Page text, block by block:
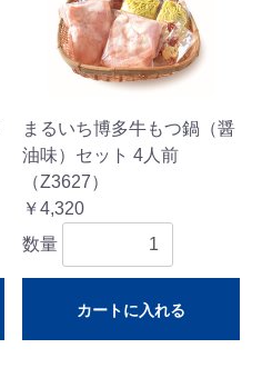
まるいち博多牛もつ鍋（醤
油味）セット 4人前
（Z3627）
￥4,320
数量
カートに入れる